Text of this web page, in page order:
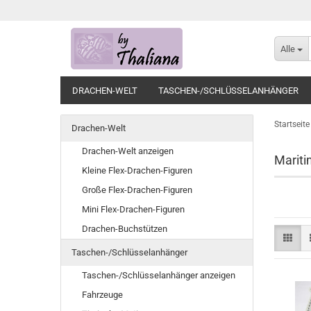
Alle
DRACHEN-WELT TASCHEN-/SCHLÜSSELANHÄNGER
Startseite
Drachen-Welt
Drachen-Welt anzeigen
Kleine Flex-Drachen-Figuren
Große Flex-Drachen-Figuren
Mini Flex-Drachen-Figuren
Drachen-Buchstützen
Taschen-/Schlüsselanhänger
Taschen-/Schlüsselanhänger anzeigen
Fahrzeuge